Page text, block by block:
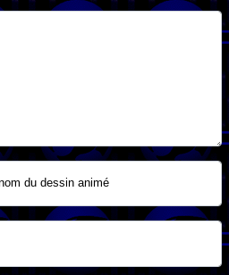
du dessin animé